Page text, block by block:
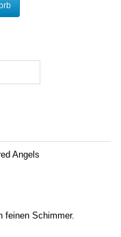
Angels
feinen Schimmer.